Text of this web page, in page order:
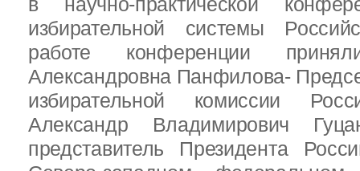
избирательной системы
работе конференции
Александровна Панфилова-
избирательной комиссии
Александр Владимирович
представитель Президента